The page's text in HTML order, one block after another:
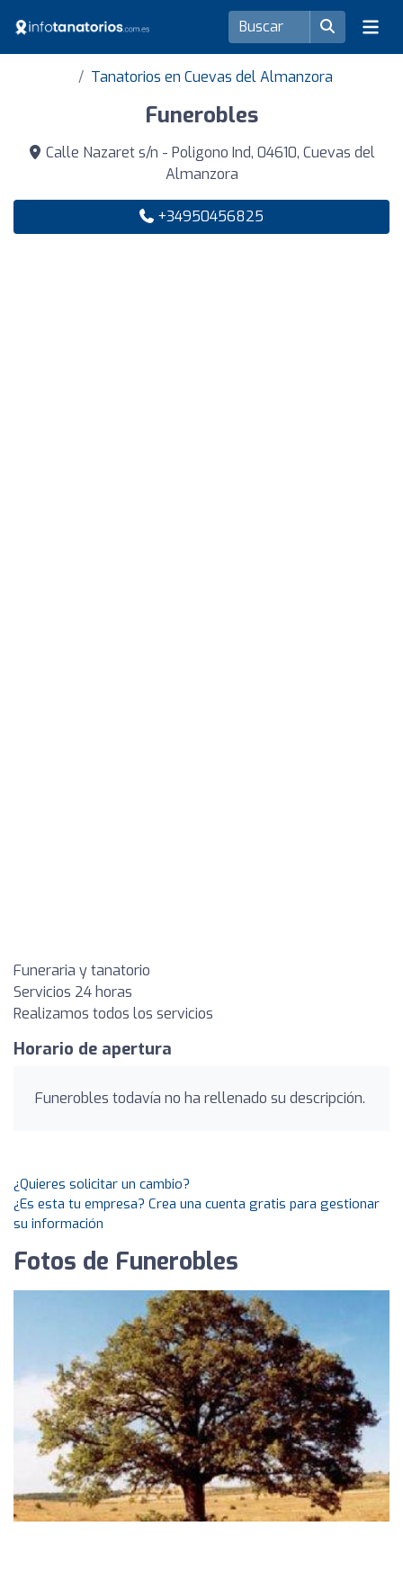
Tanatorios en Cuevas del Almanzora
Funerobles
Calle Nazaret s/n - Poligono Ind, 04610, Cuevas del
Almanzora
+34950456825
Funeraria y tanatorio
Servicios 24 horas
Realizamos todos los servicios
Horario de apertura
Funerobles todavía no ha rellenado su descripción.
¿Quieres solicitar un cambio?
¿Es esta tu empresa? Crea una cuenta gratis para gestionar
su información
Fotos de Funerobles